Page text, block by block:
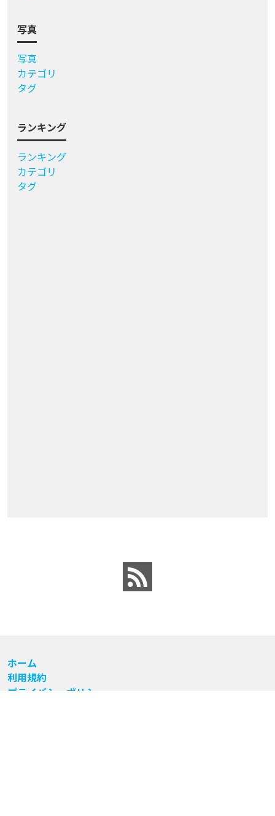
写真
写真
カテゴリ
タグ
ランキング
ランキング
カテゴリ
タグ
ホーム
利用規約
プライバシーポリシー